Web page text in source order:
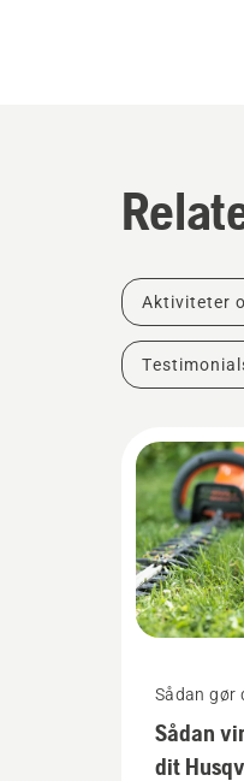
Aktiviteter
Sådan gør
Sådan
dit